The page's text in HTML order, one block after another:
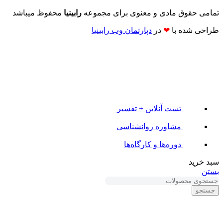
تمامی حقوق مادی و معنوی برای مجموعه رابینیا محفوظ میباشد
طراحی شده با ❤ در دپارتمان وب رابینیا​​
تست آنلاین + تفسیر
مشاوره روانشناسی
دوره‌ها و کارگاه‌ها
سبد خرید
بستن
جستجو